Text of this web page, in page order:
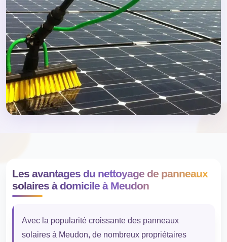
Les avantages du nettoyage de panneaux
solaires à domicile à Meudon
Avec la popularité croissante des panneaux
solaires à Meudon, de nombreux propriétaires